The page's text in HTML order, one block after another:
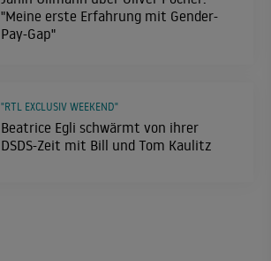
"Meine erste Erfahrung mit Gender-
Pay-Gap"
Beatrice Egli schwärmt von ihrer
DSDS-Zeit mit Bill und Tom Kaulitz
"RTL EXCLUSIV WEEKEND"